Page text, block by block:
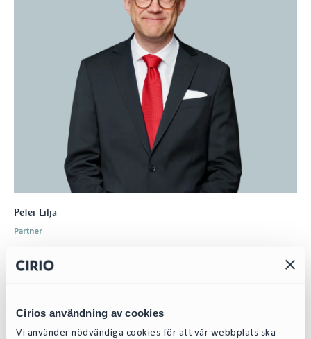
Cirios användning av cookies
Vi använder nödvändiga cookies för att vår webbplats ska
Peter Lilja
Partner
+46 76 617 08 93
Team